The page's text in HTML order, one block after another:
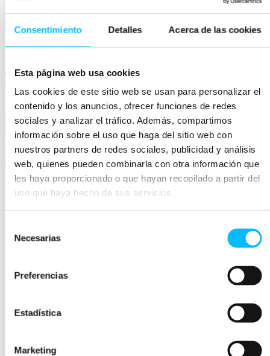
Consentimiento Detalles Acerca de las cookies
Esta página web usa cookies
Las cookies de este sitio web se usan para personalizar el
contenido y los anuncios, ofrecer funciones de redes
sociales y analizar el tráfico. Además, compartimos
información sobre el uso que haga del sitio web con
nuestros partners de redes sociales, publicidad y análisis
web, quienes pueden combinarla con otra información que
les haya proporcionado o que hayan recopilado a partir del
uso que haya hecho de sus servicios.
Necesarias
Preferencias
Estadística
Marketing
de tu Business Manager en Facebook o creando una Tienda en tu
página de Facebook- la cuenta de Instagram pasará a revisarse
automáticamente.
Normalmente, este proceso puede tardar unos días.
4. Comienza a etiquetar productos con Instagram
shopping
Una vez la cuenta esté revisada y aprobada, deberásactivar la
opción de etiquetado de productoseleccionando desde Instagram
el catálogo de productos.
Desde el apartado de Configuración de negocio, deberás seleccionar
el apartado de Compras y seleccionar el catálogo de productos que
previamente habías vinculado a tu cuenta.